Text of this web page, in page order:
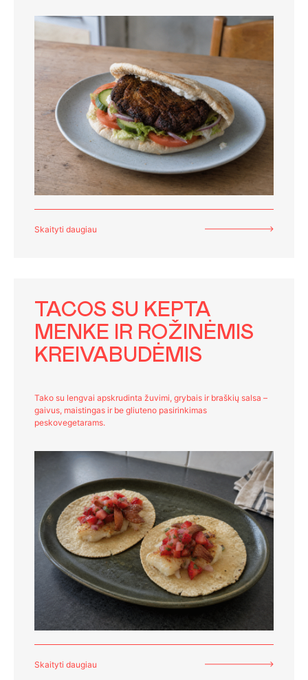
Skaityti daugiau
TACOS SU KEPTA
MENKE IR ROŽINĖMIS
KREIVABUDĖMIS
Tako su lengvai apskrudinta žuvimi, grybais ir braškių salsa –
gaivus, maistingas ir be gliuteno pasirinkimas
peskovegetarams.
Skaityti daugiau